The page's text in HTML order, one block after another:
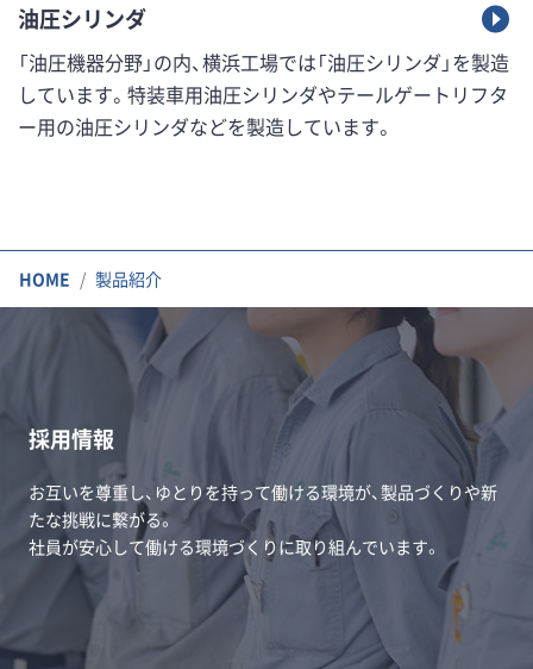
油圧シリンダ
「油圧機器分野」の内、横浜工場では「油圧シリンダ」を製造
しています。特装車用油圧シリンダやテールゲートリフタ
ー用の油圧シリンダなどを製造しています。
HOME 製品紹介
採用情報
お互いを尊重し、ゆとりを持って働ける環境が、製品づくりや新
たな挑戦に繋がる。
社員が安心して働ける環境づくりに取り組んでいます。